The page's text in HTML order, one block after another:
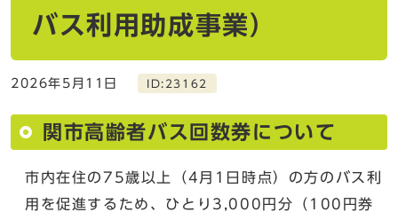
バス利用助成事業）
2026年5月11日 ID:23162
関市高齢者バス回数券について
市内在住の75歳以上（4月1日時点）の方のバス利
用を促進するため、ひとり3,000円分（100円券